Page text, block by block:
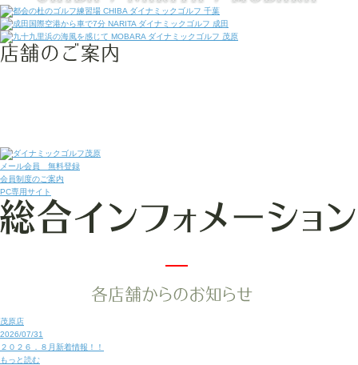
メール会員 無料登録
会員制度のご案内
PC専用サイト
茂原店
2026/07/31
２０２６．８月新着情報！！
もっと読む